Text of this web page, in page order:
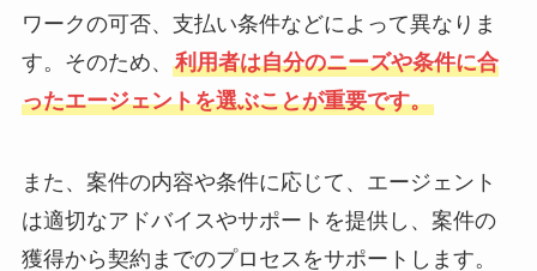
ワークの可否、支払い条件などによって異なりま
す。そのため、 利用者は自分のニーズや条件に合
ったエージェントを選ぶことが重要です。
また、案件の内容や条件に応じて、エージェント
は適切なアドバイスやサポートを提供し、案件の
獲得から契約までのプロセスをサポートします。